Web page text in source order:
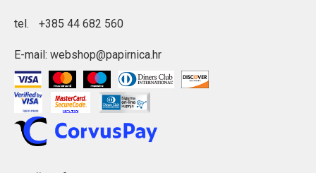
tel. +385 44 682 560
E-mail: webshop@papirnica.hr